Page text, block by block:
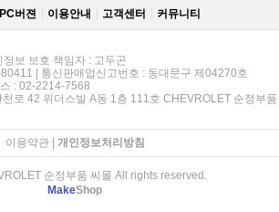
PC버젼 이용안내 고객센터 커뮤니티
보 보호 책임자 : 고두곤
| 통신판매업신고번호 : 동대문구 제04270호
: 02-2214-7568
로 42 위더스빌 A동 1층 111호 CHEVROLET 순정부품
이용약관| 개인정보처리방침
순정부품 씨몰 All rights reserved.
MakeShop